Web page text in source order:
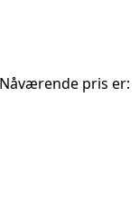
pris er: